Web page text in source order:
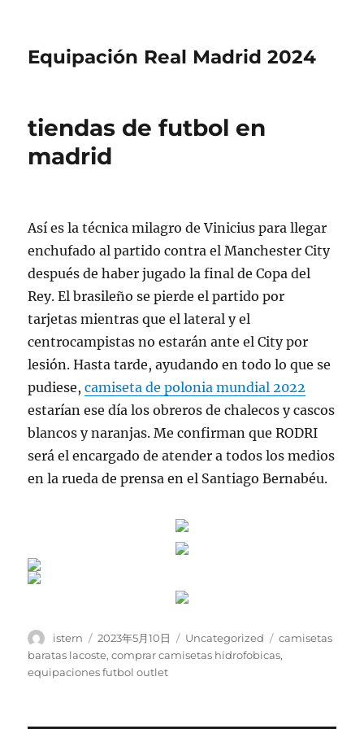
Equipación Real Madrid 2024
tiendas de futbol en
madrid
Así es la técnica milagro de Vinicius para llegar
enchufado al partido contra el Manchester City
después de haber jugado la final de Copa del
Rey. El brasileño se pierde el partido por
tarjetas mientras que el lateral y el
centrocampistas no estarán ante el City por
lesión. Hasta tarde, ayudando en todo lo que se
pudiese,camiseta de polonia mundial 2022
estarían ese día los obreros de chalecos y cascos
blancos y naranjas. Me confirman que RODRI
será el encargado de atender a todos los medios
en la rueda de prensa en el Santiago Bernabéu.
Autor
istern
Publicado
el
2023年5月10日 Categorías
Uncategorized Etiquetas
camisetas
baratas lacoste,comprar camisetas hidrofobicas,
equipaciones futbol outlet